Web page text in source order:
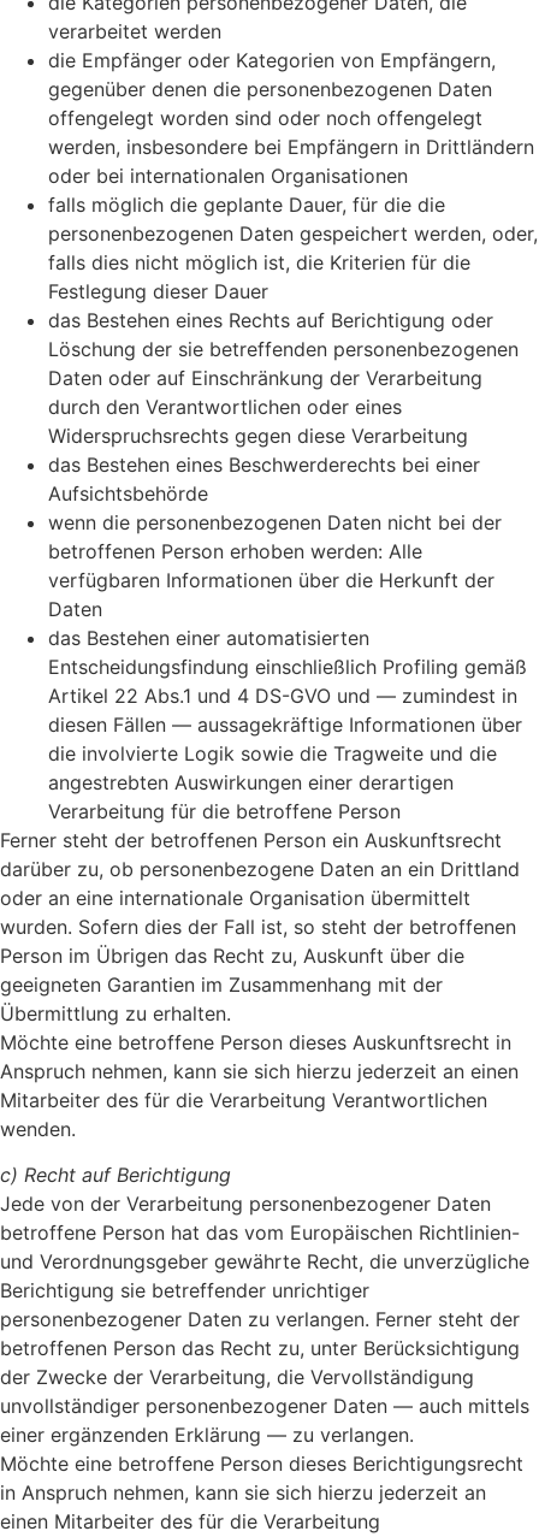
verarbeitet werden
die Empfänger oder Kategorien von Empfängern,
gegenüber denen die personenbezogenen Daten
offengelegt worden sind oder noch offengelegt
werden, insbesondere bei Empfängern in Drittländern
oder bei internationalen Organisationen
falls möglich die geplante Dauer, für die die
personenbezogenen Daten gespeichert werden, oder,
falls dies nicht möglich ist, die Kriterien für die
Festlegung dieser Dauer
das Bestehen eines Rechts auf Berichtigung oder
Löschung der sie betreffenden personenbezogenen
Daten oder auf Einschränkung der Verarbeitung
durch den Verantwortlichen oder eines
Widerspruchsrechts gegen diese Verarbeitung
das Bestehen eines Beschwerderechts bei einer
Aufsichtsbehörde
wenn die personenbezogenen Daten nicht bei der
betroffenen Person erhoben werden: Alle
verfügbaren Informationen über die Herkunft der
Daten
das Bestehen einer automatisierten
Entscheidungsfindung einschließlich Profiling gemäß
Artikel 22 Abs.1 und 4 DS-GVO und — zumindest in
diesen Fällen — aussagekräftige Informationen über
die involvierte Logik sowie die Tragweite und die
angestrebten Auswirkungen einer derartigen
Verarbeitung für die betroffene Person
Ferner steht der betroffenen Person ein Auskunftsrecht
darüber zu, ob personenbezogene Daten an ein Drittland
oder an eine internationale Organisation übermittelt
wurden. Sofern dies der Fall ist, so steht der betroffenen
Person im Übrigen das Recht zu, Auskunft über die
geeigneten Garantien im Zusammenhang mit der
Übermittlung zu erhalten.
Möchte eine betroffene Person dieses Auskunftsrecht in
Anspruch nehmen, kann sie sich hierzu jederzeit an einen
Mitarbeiter des für die Verarbeitung Verantwortlichen
wenden.
c) Recht auf Berichtigung
Jede von der Verarbeitung personenbezogener Daten
betroffene Person hat das vom Europäischen Richtlinien-
und Verordnungsgeber gewährte Recht, die unverzügliche
Berichtigung sie betreffender unrichtiger
personenbezogener Daten zu verlangen. Ferner steht der
betroffenen Person das Recht zu, unter Berücksichtigung
der Zwecke der Verarbeitung, die Vervollständigung
unvollständiger personenbezogener Daten — auch mittels
einer ergänzenden Erklärung — zu verlangen.
Möchte eine betroffene Person dieses Berichtigungsrecht
in Anspruch nehmen, kann sie sich hierzu jederzeit an
einen Mitarbeiter des für die Verarbeitung